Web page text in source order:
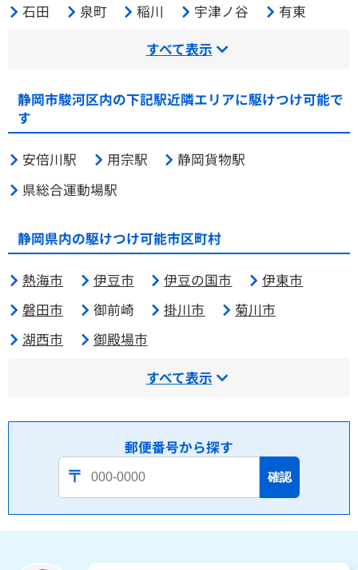
石田
泉町 稲川 宇津ノ谷
有東
すべて表示
静岡市駿河区内の下記駅近隣エリアに駆けつけ可能で
す
安倍川駅 用宗駅
静岡貨物駅
県総合運動場駅
静岡県内の駆けつけ可能市区町村
熱海市 伊豆市 伊豆の国市
伊東市
磐田市
御前崎 掛川市
菊川市
湖西市
御殿場市
すべて表示
郵便番号から探す
確認